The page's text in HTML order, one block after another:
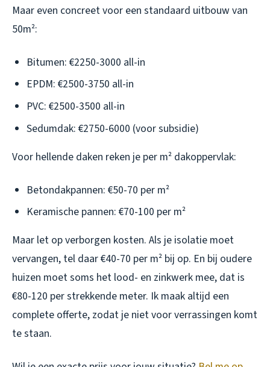
Maar even concreet voor een standaard uitbouw van
50m²:
Bitumen: €2250-3000 all-in
EPDM: €2500-3750 all-in
PVC: €2500-3500 all-in
Sedumdak: €2750-6000 (voor subsidie)
Voor hellende daken reken je per m² dakoppervlak:
Betondakpannen: €50-70 per m²
Keramische pannen: €70-100 per m²
Maar let op verborgen kosten. Als je isolatie moet
vervangen, tel daar €40-70 per m² bij op. En bij oudere
huizen moet soms het lood- en zinkwerk mee, dat is
€80-120 per strekkende meter. Ik maak altijd een
complete offerte, zodat je niet voor verrassingen komt
te staan.